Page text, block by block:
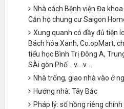
Nhà cách Bệnh viện Đa
Căn hộ chung cư Saigon
Xung quanh có đầy đủ tiện
Bách hóa Xanh, Co.opMart,
tiểu học Bình Trị Đông A,
SÀi gòn Phố ...v....v....
Nhà trống, giao nhà vào ở
Hướng nhà: Tây Bắc
Pháp lý: sổ hồng riêng chính